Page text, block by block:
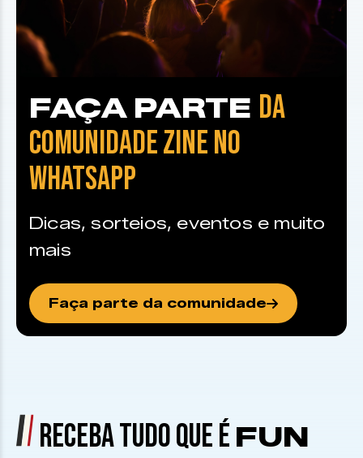
FAÇA PARTE DA
COMUNIDADE ZINE NO
WHATSAPP
Dicas, sorteios, eventos e muito
mais
Faça parte da comunidade
RECEBA TUDO QUE É FUN